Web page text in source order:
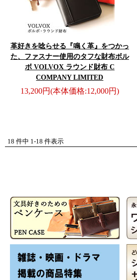
革好きを唸らせる『鳴く革』をつかっ
た、ファスナー使用のタフな財布ボル
ボ VOLVOX ラウンド財布 C
COMPANY LIMITED
13,200円(本体価格:12,000円)
18 件中 1-18 件表示